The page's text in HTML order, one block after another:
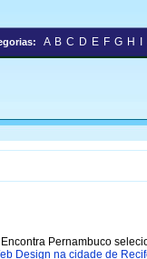
A B C D E F G H
Pernambuco
Design na cidade de